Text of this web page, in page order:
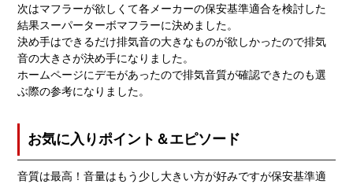
次はマフラーが欲しくて各メーカーの保安基準適合を検討した
結果スーパーターボマフラーに決めました。
決め手はできるだけ排気音の大きなものが欲しかったので排気
音の大きさが決め手になりました。
ホームページにデモがあったので排気音質が確認できたのも選
ぶ際の参考になりました。
お気に入りポイント＆エピソード
音質は最高！音量はもう少し大きい方が好みですが保安基準適